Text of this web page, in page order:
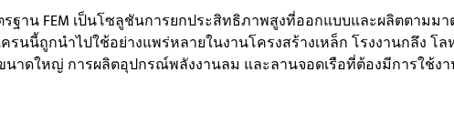
ฐาน FEM เป็นโซลูชันการยกประสิทธิภาพสูงที่ออกแบบและผลิตตามมา
รนนี้ถูกนำไปใช้อย่างแพร่หลายในงานโครงสร้างเหล็ก โรงงานกลึง โ
นาดใหญ่ การผลิตอุปกรณ์พลังงานลม และลานจอดเรือที่ต้องมีการใช้ง